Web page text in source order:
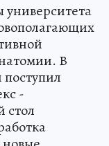
университета
В
-
стол